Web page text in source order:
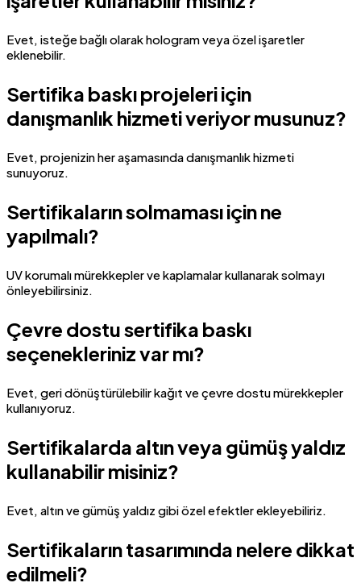
Evet, isteğe bağlı olarak hologram veya özel işaretler
eklenebilir.
Sertifika baskı projeleri için
danışmanlık hizmeti veriyor musunuz?
Evet, projenizin her aşamasında danışmanlık hizmeti
sunuyoruz.
Sertifikaların solmaması için ne
yapılmalı?
UV korumalı mürekkepler ve kaplamalar kullanarak solmayı
önleyebilirsiniz.
Çevre dostu sertifika baskı
seçenekleriniz var mı?
Evet, geri dönüştürülebilir kağıt ve çevre dostu mürekkepler
kullanıyoruz.
Sertifikalarda altın veya gümüş yaldız
kullanabilir misiniz?
Evet, altın ve gümüş yaldız gibi özel efektler ekleyebiliriz.
Sertifikaların tasarımında nelere dikkat
edilmeli?